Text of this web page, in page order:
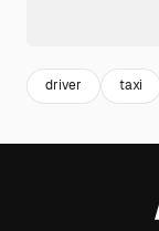
driver taxi